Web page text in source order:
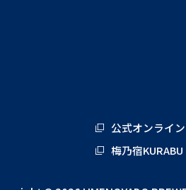
公式オンライ
梅乃宿KURABU